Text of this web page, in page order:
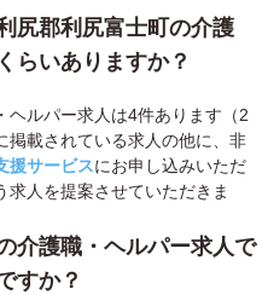
尻郡利尻富士町の介護
らいありますか？
ヘルパー求人は4件あります（2
掲載されている求人の他に、非
援サービスにお申し込みいただ
求人を提案させていただきま
介護職・ヘルパー求人で
すか？